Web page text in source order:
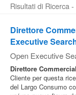
professioni
Blog
Risultati di Ricerca
Direttore
Executive
Open Executive
Direttore
Cliente per questa
del Largo Consumo